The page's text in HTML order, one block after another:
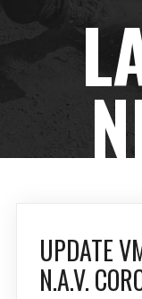
UPDATE
N.A.V.